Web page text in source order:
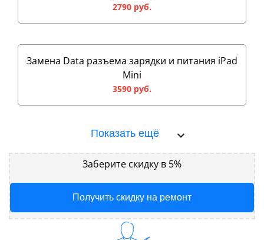
2790 руб.
Замена Data разъема зарядки и питания iPad
Mini
3590 руб.
Показать ещё
Заберите скидку в 5%
Получить скидку на ремонт